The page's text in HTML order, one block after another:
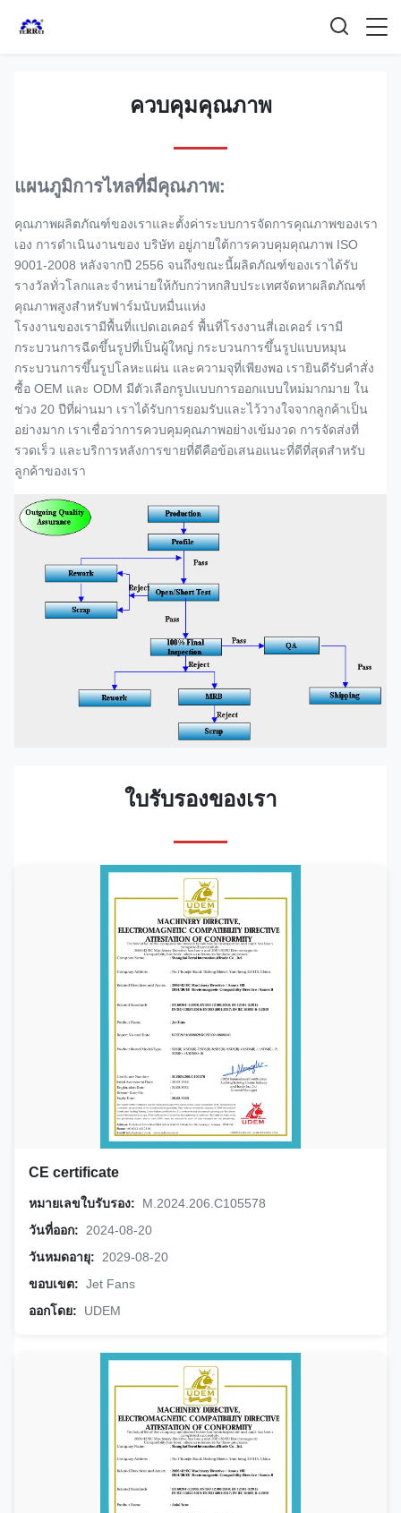
ควบคุมคุณภาพ
แผนภูมิการไหลที่มีคุณภาพ:
คุณภาพผลิตภัณฑ์ของเราและตั้งค่าระบบการจัดการคุณภาพของเรา
เอง การดำเนินงานของ บริษัท อยู่ภายใต้การควบคุมคุณภาพ ISO
9001-2008 หลังจากปี 2556 จนถึงขณะนี้ผลิตภัณฑ์ของเราได้รับ
รางวัลทั่วโลกและจำหน่ายให้กับกว่าหกสิบประเทศจัดหาผลิตภัณฑ์
คุณภาพสูงสำหรับฟาร์มนับหมื่นแห่ง
โรงงานของเรามีพื้นที่แปดเอเคอร์ พื้นที่โรงงานสี่เอเคอร์ เรามี
กระบวนการฉีดขึ้นรูปที่เป็นผู้ใหญ่ กระบวนการขึ้นรูปแบบหมุน
กระบวนการขึ้นรูปโลหะแผ่น และความจุที่เพียงพอ เรายินดีรับคำสั่ง
ซื้อ OEM และ ODM มีตัวเลือกรูปแบบการออกแบบใหม่มากมาย ใน
ช่วง 20 ปีที่ผ่านมา เราได้รับการยอมรับและไว้วางใจจากลูกค้าเป็น
อย่างมาก เราเชื่อว่าการควบคุมคุณภาพอย่างเข้มงวด การจัดส่งที่
รวดเร็ว และบริการหลังการขายที่ดีคือข้อเสนอแนะที่ดีที่สุดสำหรับ
ลูกค้าของเรา
ใบรับรองของเรา
CE certificate
หมายเลขใบรับรอง:
M.2024.206.C105578
วันที่ออก:
2024-08-20
วันหมดอายุ:
2029-08-20
ขอบเขต: Jet Fans
ออกโดย:
UDEM